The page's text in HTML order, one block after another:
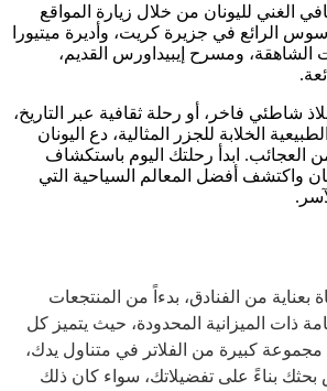
الغني لليونان من خلال زيارة المواقع
الرائع في جزيرة كريت، وأديرة ميتيورا
الشاهقة، ومسرح إيبيداورس القديم،
شاطئي فاخر، أو رحلة ثقافية عبر التاريخ،
الخلابة للجزر المثالية، دع اليونان
العجائب. ابدأ رحلتك اليوم باستكشاف
واكتشف أفضل المعالم السياحية التي
بعناية من الفنادق، بدءاً من المنتجعات
ذات الميزانية المحدودة، حيث يتميز كل
مجموعة كبيرة من الفلاتر في متناول يدك،
بناءً على تفضيلاتك، سواء كان ذلك